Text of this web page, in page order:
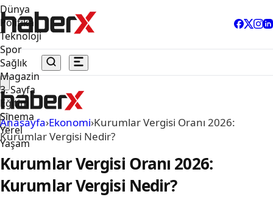
Dünya
Politika
Teknoloji
Spor
Sağlık
Magazin
3. Sayfa
Eğitim
Sinema
Yerel
Yaşam
Anasayfa›Ekonomi›Kurumlar Vergisi Oranı 2026:
Kurumlar Vergisi Nedir?
Kurumlar Vergisi Oranı 2026:
Kurumlar Vergisi Nedir?